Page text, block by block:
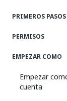
PRIMEROS PASOS
PERMISOS
EMPEZAR COMO
Empezar
cuenta